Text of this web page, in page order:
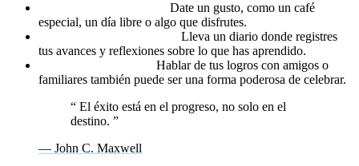
Date un gusto, como un café
especial, un día libre o algo que disfrutes.
Lleva un diario donde registres
tus avances y reflexiones sobre lo que has aprendido.
Hablar de tus logros con amigos o
familiares también puede ser una forma poderosa de celebrar.
“ El éxito está en el progreso, no solo en el
destino. ”
— John C. Maxwell